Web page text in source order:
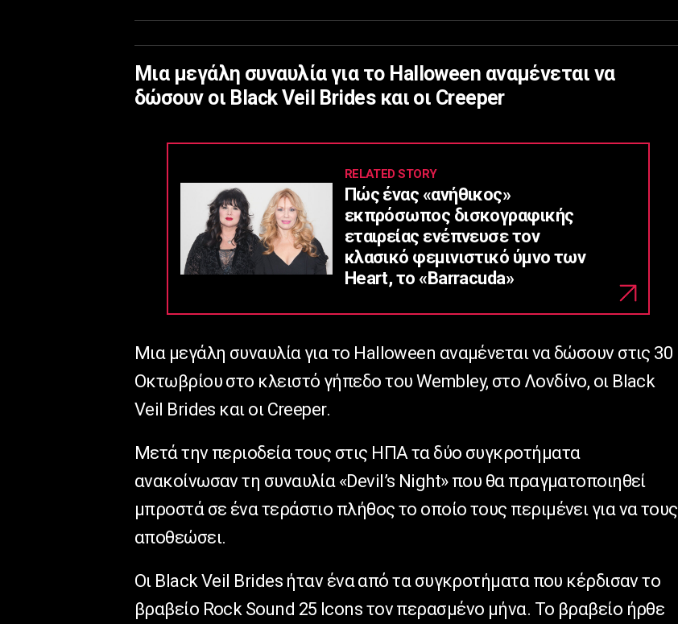
Μια μεγάλη συναυλία για το Halloween αναμένεται να
δώσουν οι Black Veil Brides και οι Creeper
RELATED STORY
Πώς ένας «ανήθικος»
εκπρόσωπος δισκογραφικής
εταιρείας ενέπνευσε τον
κλασικό φεμινιστικό ύμνο των
Heart, το «Barracuda»
Μια μεγάλη συναυλία για το Halloween αναμένεται να δώσουν στις 30
Οκτωβρίου στο κλειστό γήπεδο του Wembley, στο Λονδίνο, οι Black
Veil Brides και οι Creeper.
Μετά την περιοδεία τους στις ΗΠΑ τα δύο συγκροτήματα
ανακοίνωσαν τη συναυλία «Devil’s Night» που θα πραγματοποιηθεί
μπροστά σε ένα τεράστιο πλήθος το οποίο τους περιμένει για να τους
αποθεώσει.
Οι Black Veil Brides ήταν ένα από τα συγκροτήματα που κέρδισαν το
βραβείο Rock Sound 25 Icons τον περασμένο μήνα. Το βραβείο ήρθε